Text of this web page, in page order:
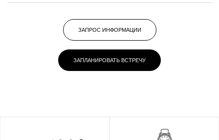
ЗАПРОС ИНФОРМАЦИИ
ЗАПЛАНИРОВАТЬ ВСТРЕЧУ